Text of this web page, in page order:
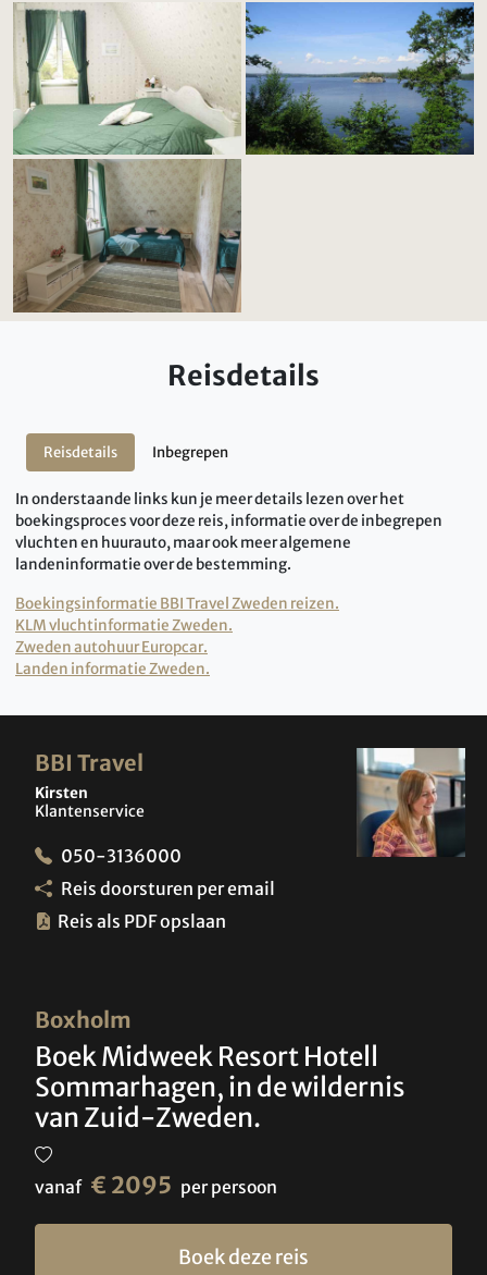
Reisdetails
Reisdetails Inbegrepen
In onderstaande links kun je meer details lezen over het
boekingsproces voor deze reis, informatie over de inbegrepen
vluchten en huurauto, maar ook meer algemene
landeninformatie over de bestemming.
Boekingsinformatie BBI Travel Zweden reizen.
KLM vluchtinformatie Zweden.
Zweden autohuur Europcar.
Landen informatie Zweden.
Boxholm
Boek Midweek Resort Hotell
Sommarhagen, in de wildernis
van Zuid-Zweden.
vanaf € 2095 per persoon
Boek deze reis
BBI Travel
Kirsten
Klantenservice
050-3136000
Reis doorsturen per email
Reis als PDF opslaan